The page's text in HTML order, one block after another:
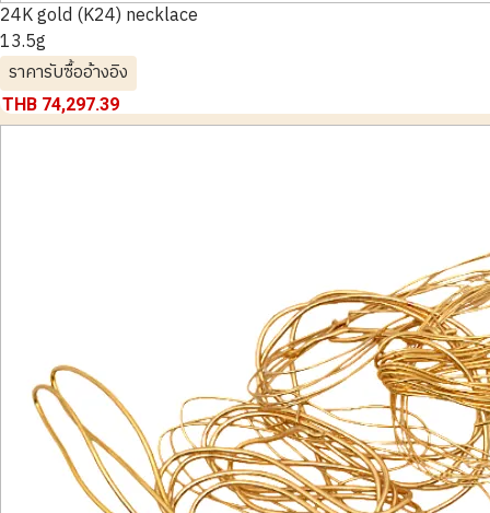
24K gold (K24) necklace
13.5g
ราคารับซื้ออ้างอิง
THB 74,297.39